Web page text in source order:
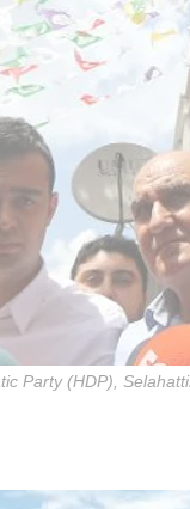
Party (HDP),